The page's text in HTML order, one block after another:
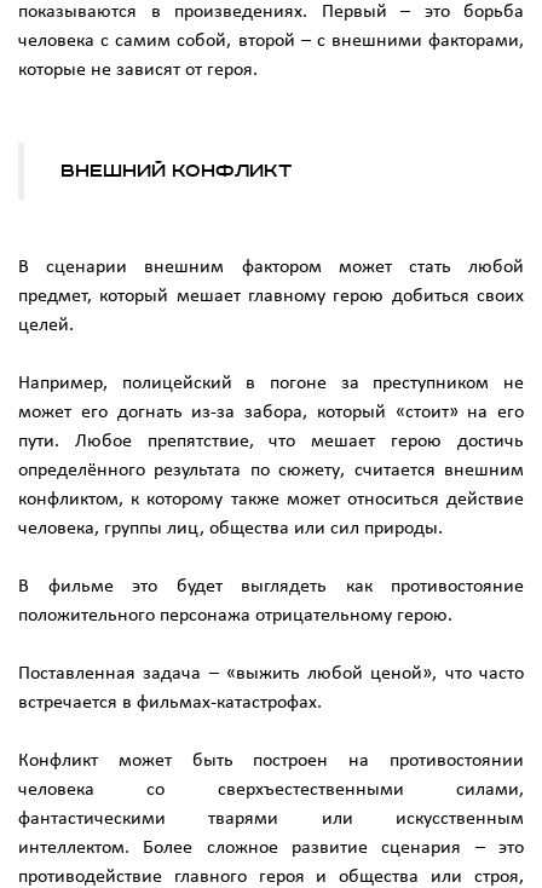
показываются в произведениях. Первый – это борьба
человека с самим собой, второй – с внешними факторами,
которые не зависят от героя.
Внешний конфликт
В сценарии внешним фактором может стать любой
предмет, который мешает главному герою добиться своих
целей.
Например, полицейский в погоне за преступником не
может его догнать из-за забора, который «стоит» на его
пути. Любое препятствие, что мешает герою достичь
определённого результата по сюжету, считается внешним
конфликтом, к которому также может относиться действие
человека, группы лиц, общества или сил природы.
В фильме это будет выглядеть как противостояние
положительного персонажа отрицательному герою.
Поставленная задача – «выжить любой ценой», что часто
встречается в фильмах-катастрофах.
Конфликт может быть построен на противостоянии
человека со сверхъестественными силами,
фантастическими тварями или искусственным
интеллектом. Более сложное развитие сценария – это
противодействие главного героя и общества или строя,